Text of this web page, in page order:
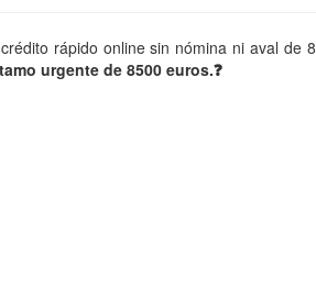
rápido online sin nómina ni aval de
urgente de 8500 euros.❓